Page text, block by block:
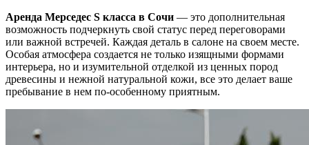
Аренда Мерседес S класса в Сочи — это дополнительная
возможность подчеркнуть свой статус перед переговорами
или важной встречей. Каждая деталь в салоне на своем месте.
Особая атмосфера создается не только изящными формами
интерьера, но и изумительной отделкой из ценных пород
древесины и нежной натуральной кожи, все это делает ваше
пребывание в нем по-особенному приятным.